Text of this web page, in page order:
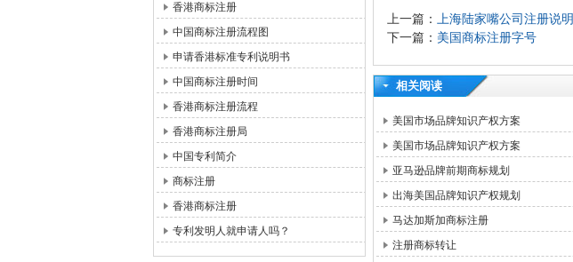
香港商标注册
中国商标注册流程图
申请香港标准专利说明书
中国商标注册时间
香港商标注册流程
香港商标注册局
中国专利简介
商标注册
香港商标注册
专利发明人就申请人吗？
上一篇： 上海陆家嘴公司注册说明
下一篇： 美国商标注册字号
相关阅读
美国市场品牌知识产权方案
美国市场品牌知识产权方案
亚马逊品牌前期商标规划
出海美国品牌知识产权规划
马达加斯加商标注册
注册商标转让